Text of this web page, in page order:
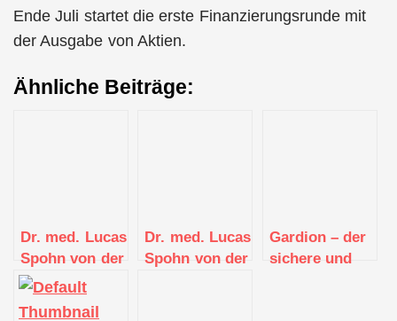
Ende Juli startet die erste Finanzierungsrunde mit
der Ausgabe von Aktien.
Ähnliche Beiträge:
Dr. med. Lucas
Spohn von der
Tomes GmbH
im Interview
Dr. med. Lucas
Spohn von der
Gardion – der
sichere und